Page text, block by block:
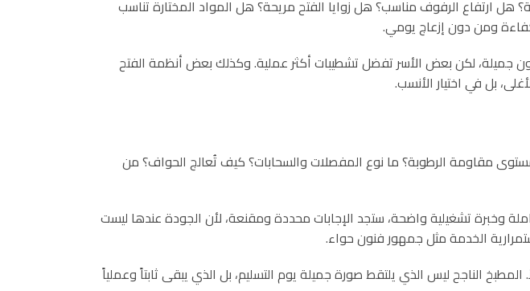
هل ارتفاع الرفوف مناسب؟ هل زوايا الفتح مريحة؟ هل المواد المختارة تناسب
ومن دون إزعاج يومي.
جميلة، لكن بعض الأسر تفضل تشطيبات أكثر عملية. وكذلك بعض أنظمة الفتح
بل في اختيار الأنسب.
مقاومة الرطوبة؟ ما نوع المفصلات والسحابات؟ كيف تُعالج الحواف؟ من
وخبرة تشغيلية واضحة، ستجد الإجابات محددة ومقنعة، لأن الجودة عندها ليست
الخدمة مثل جمهور فنون حواء.
الناجح ليس الذي يلتقط صورة جميلة يوم التسليم، بل الذي يبقى ثابتاً وعملياً